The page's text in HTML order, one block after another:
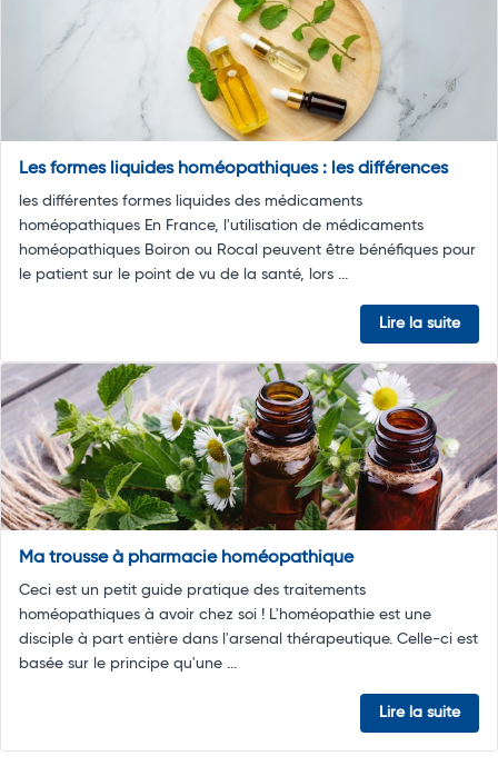
Les formes liquides homéopathiques : les différences
les différentes formes liquides des médicaments
homéopathiques En France, l'utilisation de médicaments
homéopathiques Boiron ou Rocal peuvent être bénéfiques pour
le patient sur le point de vu de la santé, lors ...
Lire la suite
Ma trousse à pharmacie homéopathique
Ceci est un petit guide pratique des traitements
homéopathiques à avoir chez soi ! L'homéopathie est une
disciple à part entière dans l'arsenal thérapeutique. Celle-ci est
basée sur le principe qu'une ...
Lire la suite